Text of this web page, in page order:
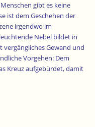
gibt es keine
ist dem Geschehen der
irgendwo im
Nebel bildet in
Gewand und
Vorgehen: Dem
Kreuz aufgebürdet, damit
mögen auf die Passion
schwebend wie eine